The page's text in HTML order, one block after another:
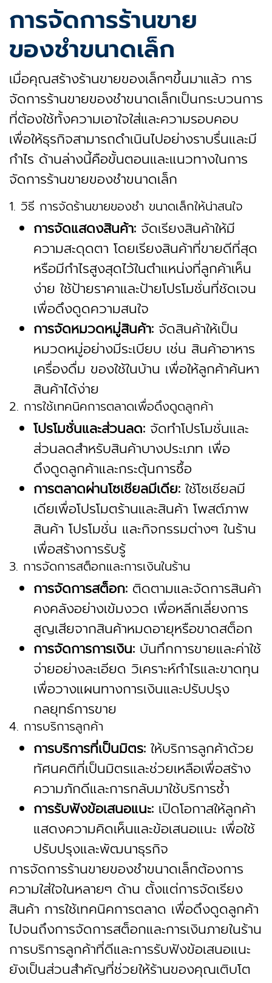
การจัดการร้านขาย
ของชำขนาดเล็ก
เมื่อคุณสร้างร้านขายของเล็กๆขึ้นมาแล้ว การ
จัดการร้านขายของชำขนาดเล็กเป็นกระบวนการ
ที่ต้องใช้ทั้งความเอาใจใส่และความรอบคอบ
เพื่อให้ธุรกิจสามารถดำเนินไปอย่างราบรื่นและมี
กำไร ด้านล่างนี้คือขั้นตอนและแนวทางในการ
จัดการร้านขายของชำขนาดเล็ก
1. วิธี การจัดร้านขายของชำ ขนาดเล็กให้น่าสนใจ
การจัดแสดงสินค้า: จัดเรียงสินค้าให้มี
ความสะดุดตา โดยเรียงสินค้าที่ขายดีที่สุด
หรือมีกำไรสูงสุดไว้ในตำแหน่งที่ลูกค้าเห็น
ง่าย ใช้ป้ายราคาและป้ายโปรโมชั่นที่ชัดเจน
เพื่อดึงดูดความสนใจ
การจัดหมวดหมู่สินค้า: จัดสินค้าให้เป็น
หมวดหมู่อย่างมีระเบียบ เช่น สินค้าอาหาร
เครื่องดื่ม ของใช้ในบ้าน เพื่อให้ลูกค้าค้นหา
สินค้าได้ง่าย
2. การใช้เทคนิคการตลาดเพื่อดึงดูดลูกค้า
โปรโมชั่นและส่วนลด: จัดทำโปรโมชั่นและ
ส่วนลดสำหรับสินค้าบางประเภท เพื่อ
ดึงดูดลูกค้าและกระตุ้นการซื้อ
การตลาดผ่านโซเชียลมีเดีย: ใช้โซเชียลมี
เดียเพื่อโปรโมตร้านและสินค้า โพสต์ภาพ
สินค้า โปรโมชั่น และกิจกรรมต่างๆ ในร้าน
เพื่อสร้างการรับรู้
3. การจัดการสต็อกและการเงินในร้าน
การจัดการสต็อก: ติดตามและจัดการสินค้า
คงคลังอย่างเข้มงวด เพื่อหลีกเลี่ยงการ
สูญเสียจากสินค้าหมดอายุหรือขาดสต็อก
การจัดการการเงิน: บันทึกการขายและค่าใช้
จ่ายอย่างละเอียด วิเคราะห์กำไรและขาดทุน
เพื่อวางแผนทางการเงินและปรับปรุง
กลยุทธ์การขาย
4. การบริการลูกค้า
การบริการที่เป็นมิตร: ให้บริการลูกค้าด้วย
ทัศนคติที่เป็นมิตรและช่วยเหลือเพื่อสร้าง
ความภักดีและการกลับมาใช้บริการซ้ำ
การรับฟังข้อเสนอแนะ: เปิดโอกาสให้ลูกค้า
แสดงความคิดเห็นและข้อเสนอแนะ เพื่อใช้
ปรับปรุงและพัฒนาธุรกิจ
การจัดการร้านขายของชำขนาดเล็กต้องการ
ความใส่ใจในหลายๆ ด้าน ตั้งแต่การจัดเรียง
สินค้า การใช้เทคนิคการตลาด เพื่อดึงดูดลูกค้า
ไปจนถึงการจัดการสต็อกและการเงินภายในร้าน
การบริการลูกค้าที่ดีและการรับฟังข้อเสนอแนะ
ยังเป็นส่วนสำคัญที่ช่วยให้ร้านของคุณเติบโต